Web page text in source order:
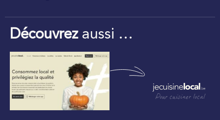
Découvrezaussi …
Pour cuisiner local